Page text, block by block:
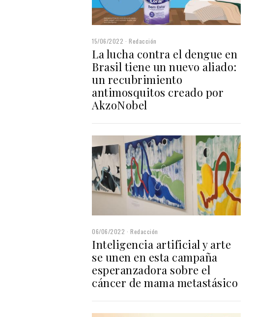
15/06/2022 Redacción
La lucha contra el dengue en
Brasil tiene un nuevo aliado:
un recubrimiento
antimosquitos creado por
AkzoNobel
06/06/2022 Redacción
Inteligencia artificial y arte
se unen en esta campaña
esperanzadora sobre el
cáncer de mama metastásico